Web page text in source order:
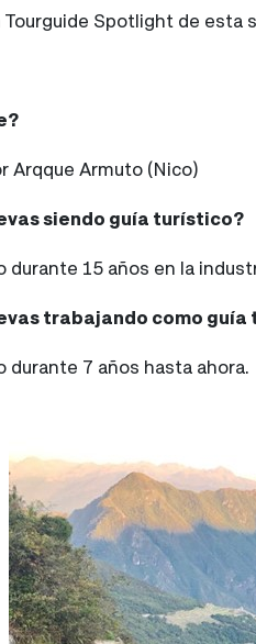
Tourguide Spotlight de
Arqque Armuto (Nico)
siendo guía turístico?
durante 15 años en la
trabajando como guía
durante 7 años hasta ahora.